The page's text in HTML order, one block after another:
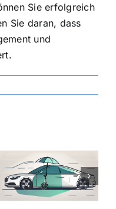
Sie erfolgreich
Sie daran, dass
und